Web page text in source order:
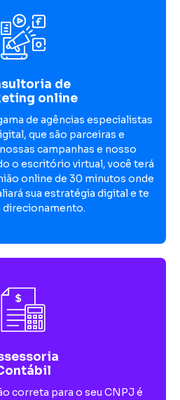
de
online
de agências especialistas
que são parceiras e
campanhas e nosso
o escritório virtual, você terá
online de 30 minutos onde
sua estratégia digital e te
direcionamento.
correta para o seu CNPJ é